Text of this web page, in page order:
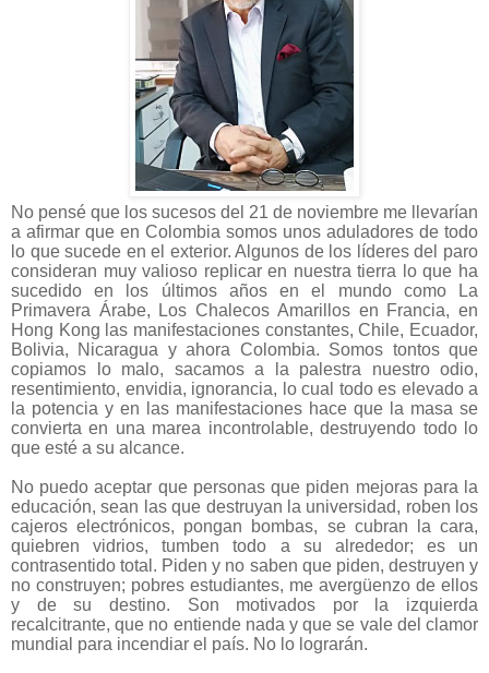
No pensé que los sucesos del 21 de noviembre me llevarían
a afirmar que en Colombia somos unos aduladores de todo
lo que sucede en el exterior. Algunos de los líderes del paro
consideran muy valioso replicar en nuestra tierra lo que ha
sucedido en los últimos años en el mundo como La
Primavera Árabe, Los Chalecos Amarillos en Francia, en
Hong Kong las manifestaciones constantes, Chile, Ecuador,
Bolivia, Nicaragua y ahora Colombia. Somos tontos que
copiamos lo malo, sacamos a la palestra nuestro odio,
resentimiento, envidia, ignorancia, lo cual todo es elevado a
la potencia y en las manifestaciones hace que la masa se
convierta en una marea incontrolable, destruyendo todo lo
que esté a su alcance.
No puedo aceptar que personas que piden mejoras para la
educación, sean las que destruyan la universidad, roben los
cajeros electrónicos, pongan bombas, se cubran la cara,
quiebren vidrios, tumben todo a su alrededor; es un
contrasentido total. Piden y no saben que piden, destruyen y
no construyen; pobres estudiantes, me avergüenzo de ellos
y de su destino. Son motivados por la izquierda
recalcitrante, que no entiende nada y que se vale del clamor
mundial para incendiar el país. No lo lograrán.